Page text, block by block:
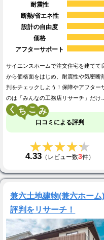
耐震性
断熱/省エネ性
設計の自由度
価格
アフターサポート
サイエンスホームで注文住宅を建てて
から価格面をはじめ、耐震性や気密
判をチェックしよう！保障やアフター
のは「みんなの工務店リサーチ」だけ…
く こ
口コミによる評判
★★★★★
★★★★★
4.33 （レビュー数3件）
兼六土地建物(兼六ホー
評判をリサーチ！